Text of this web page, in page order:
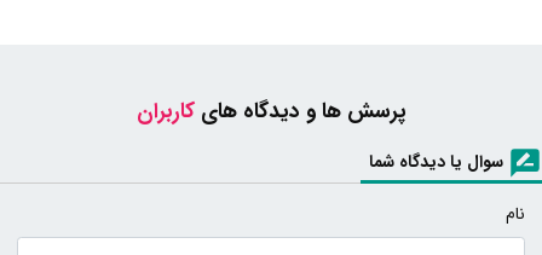
پرسش ها و دیدگاه هایکاربران
سوال یا دیدگاه شما
نام